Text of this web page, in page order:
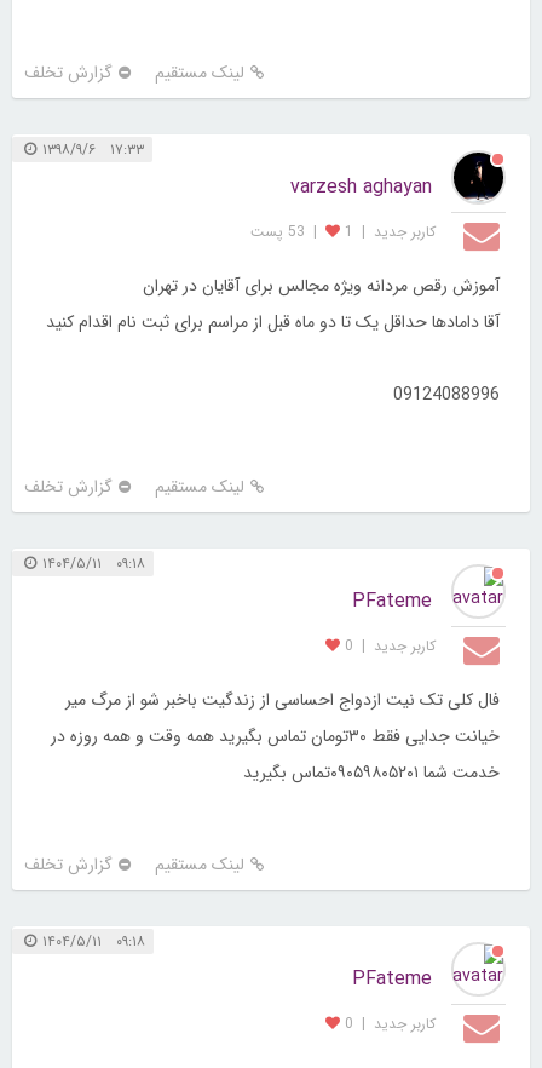
لینک مستقیم گزارش تخلف
۱۷:۳۳ ۱۳۹۸/۹/۶
varzesh aghayan
کاربر جديد |
1
| 53 پست
آموزش رقص مردانه ویژه مجالس برای آقایان در تهران
آقا دامادها حداقل یک تا دو ماه قبل از مراسم برای ثبت نام اقدام کنید
09124088996
لینک مستقیم گزارش تخلف
۰۹:۱۸ ۱۴۰۴/۵/۱۱
PFateme
کاربر جديد |
0
فال کلی تک نیت ازدواج احساسی از زندگیت باخبر شو از مرگ میر
خیانت جدایی فقط ۳۰تومان تماس بگیرید همه وقت و همه روزه در
خدمت شما ۰۹۰۵۹۸۰۵۲۰۱تماس بگیرید
لینک مستقیم گزارش تخلف
۰۹:۱۸ ۱۴۰۴/۵/۱۱
PFateme
کاربر جديد |
0